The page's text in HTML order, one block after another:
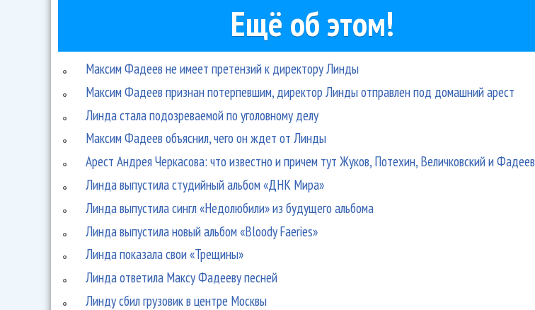
Ещё об этом!
Максим Фадеев не имеет претензий к директору Линды
Максим Фадеев признан потерпевшим, директор Линды отправлен под домашний арест
Линда стала подозреваемой по уголовному делу
Максим Фадеев объяснил, чего он ждет от Линды
Арест Андрея Черкасова: что известно и причем тут Жуков, Потехин, Величковский и Фадеев
Линда выпустила студийный альбом «ДНК Мира»
Линда выпустила сингл «Недолюбили» из будущего альбома
Линда выпустила новый альбом «Bloody Faeries»
Линда показала свои «Трещины»
Линда ответила Максу Фадееву песней
Линду сбил грузовик в центре Москвы